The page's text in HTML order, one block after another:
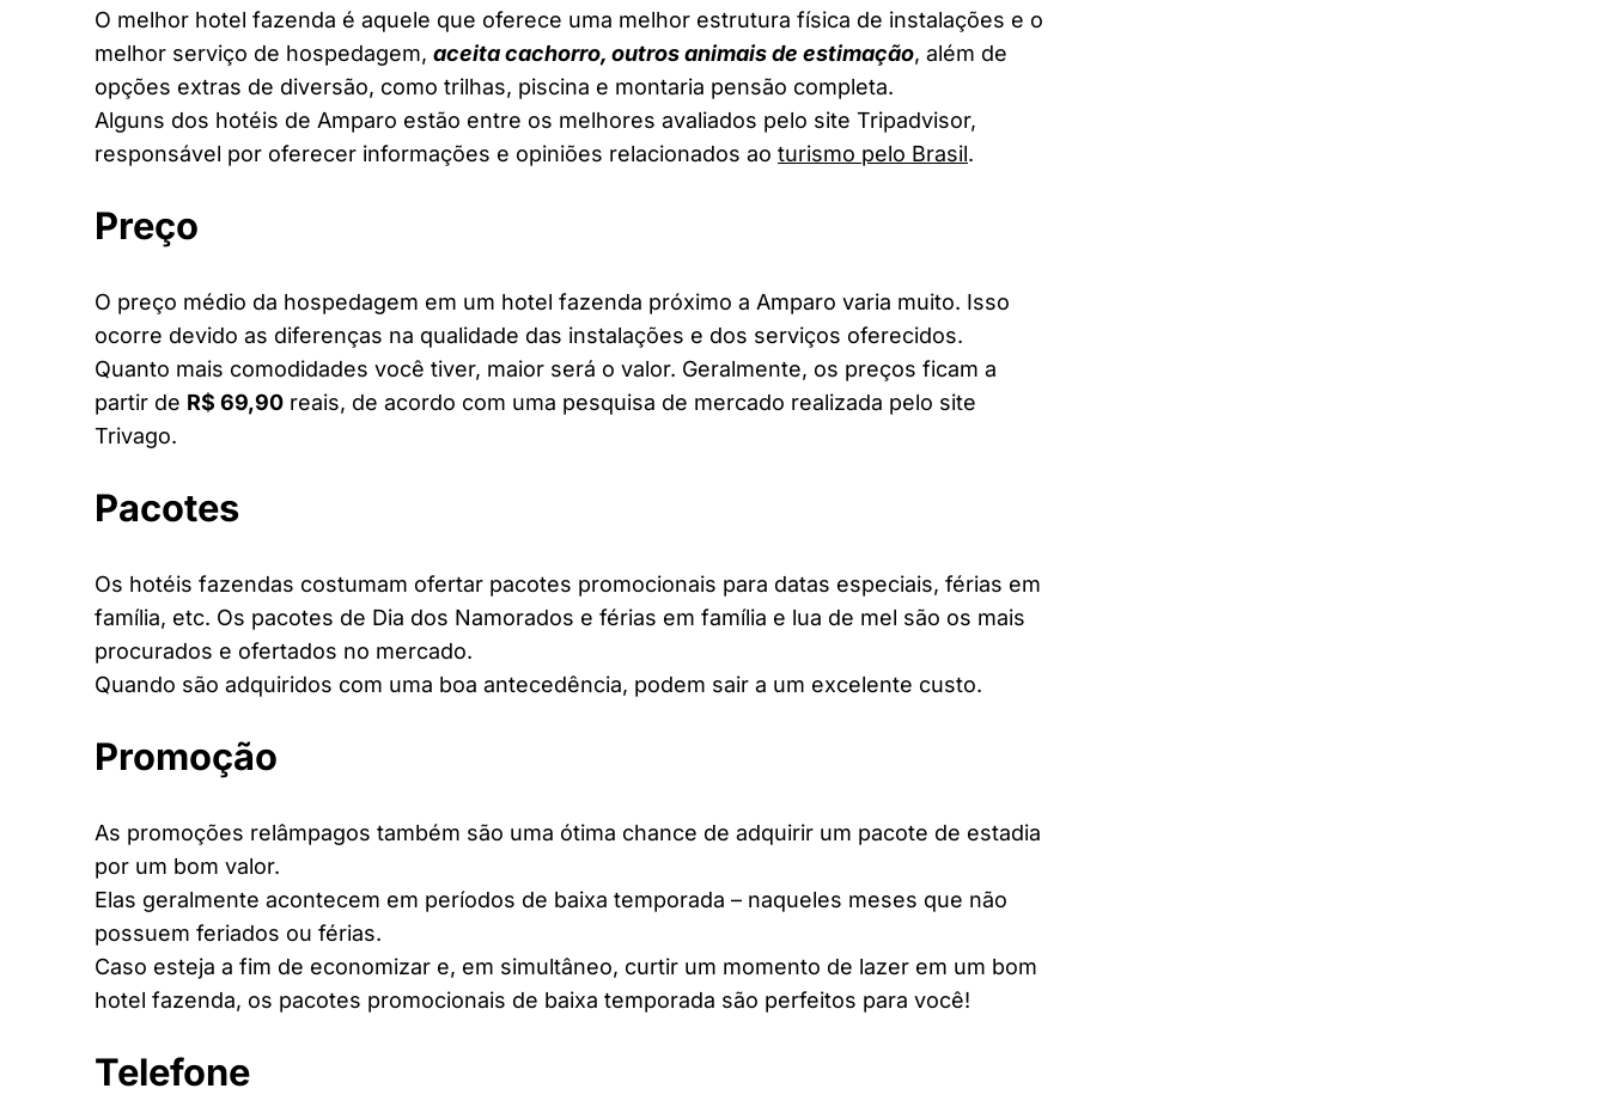
O melhor hotel fazenda é aquele que oferece uma melhor estrutura física de instalações e o
melhor serviço de hospedagem, aceita cachorro, outros animais de estimação, além de
opções extras de diversão, como trilhas, piscina e montaria pensão completa.
Alguns dos hotéis de Amparo estão entre os melhores avaliados pelo site Tripadvisor,
responsável por oferecer informações e opiniões relacionados ao turismo pelo Brasil.
Preço
O preço médio da hospedagem em um hotel fazenda próximo a Amparo varia muito. Isso
ocorre devido as diferenças na qualidade das instalações e dos serviços oferecidos.
Quanto mais comodidades você tiver, maior será o valor. Geralmente, os preços ficam a
partir de R$ 69,90 reais, de acordo com uma pesquisa de mercado realizada pelo site
Trivago.
Pacotes
Os hotéis fazendas costumam ofertar pacotes promocionais para datas especiais, férias em
família, etc. Os pacotes de Dia dos Namorados e férias em família e lua de mel são os mais
procurados e ofertados no mercado.
Quando são adquiridos com uma boa antecedência, podem sair a um excelente custo.
Promoção
As promoções relâmpagos também são uma ótima chance de adquirir um pacote de estadia
por um bom valor.
Elas geralmente acontecem em períodos de baixa temporada – naqueles meses que não
possuem feriados ou férias.
Caso esteja a fim de economizar e, em simultâneo, curtir um momento de lazer em um bom
hotel fazenda, os pacotes promocionais de baixa temporada são perfeitos para você!
Telefone